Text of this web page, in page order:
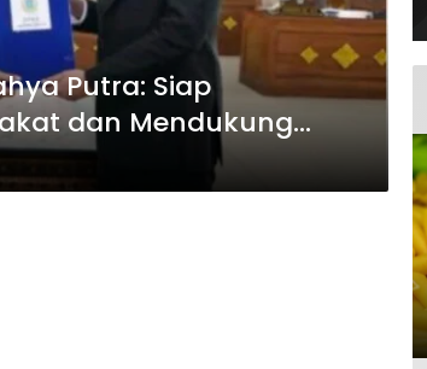
Putra: Siap
dan Mendukung